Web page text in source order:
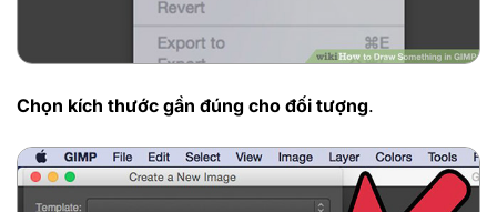
Chọn kích thước gần đúng cho đối tượng.